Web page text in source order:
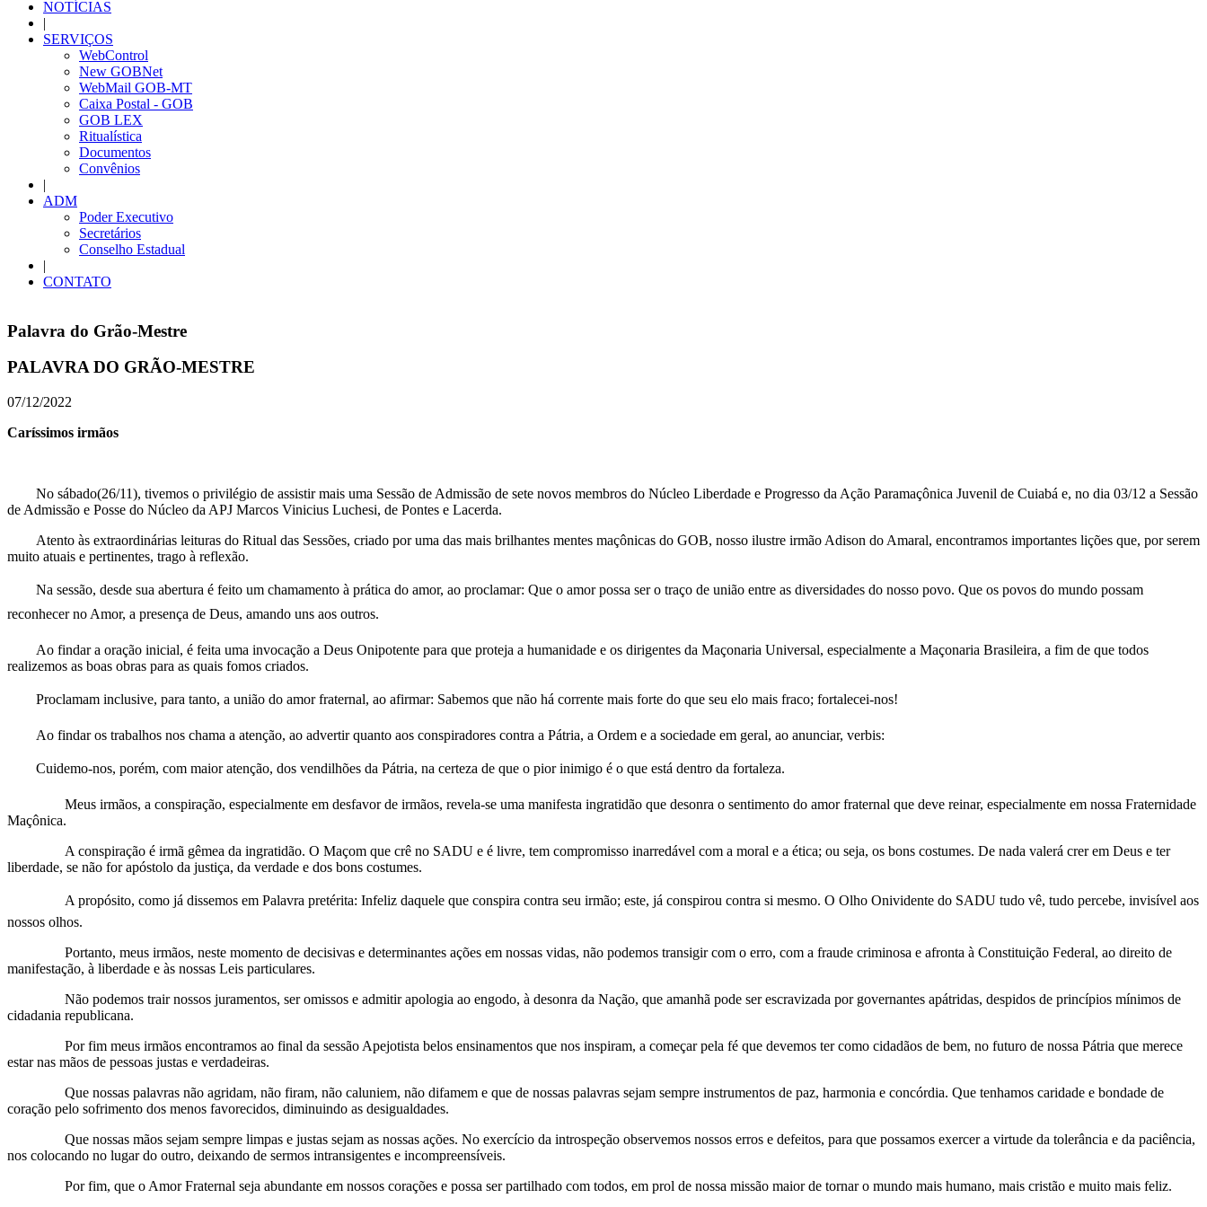
NOTÍCIAS
|
SERVIÇOS
WebControl
New GOBNet
WebMail GOB-MT
Caixa Postal - GOB
GOB LEX
Ritualística
Documentos
Convênios
|
ADM
Poder Executivo
Secretários
Conselho Estadual
|
CONTATO
Palavra do Grão-Mestre
PALAVRA DO GRÃO-MESTRE
07/12/2022
Caríssimos irmãos
No sábado(26/11), tivemos o privilégio de assistir mais uma Sessão de Admissão de sete novos membros do Núcleo Liberdade e Progresso da Ação Paramaçônica Juvenil de Cuiabá e, no dia 03/12 a Sessão
de Admissão e Posse do Núcleo da APJ Marcos Vinicius Luchesi, de Pontes e Lacerda.
Atento às extraordinárias leituras do Ritual das Sessões, criado por uma das mais brilhantes mentes maçônicas do GOB, nosso ilustre irmão Adison do Amaral, encontramos importantes lições que, por serem
muito atuais e pertinentes, trago à reflexão.
Na sessão, desde sua abertura é feito um chamamento à prática do amor, ao proclamar: Que o amor possa ser o traço de união entre as diversidades do nosso povo. Que os povos do mundo possam
reconhecer no Amor, a presença de Deus, amando uns aos outros.
Ao findar a oração inicial, é feita uma invocação a Deus Onipotente para que proteja a humanidade e os dirigentes da Maçonaria Universal, especialmente a Maçonaria Brasileira, a fim de que todos
realizemos as boas obras para as quais fomos criados.
Proclamam inclusive, para tanto, a união do amor fraternal, ao afirmar: Sabemos que não há corrente mais forte do que seu elo mais fraco; fortalecei-nos!
Ao findar os trabalhos nos chama a atenção, ao advertir quanto aos conspiradores contra a Pátria, a Ordem e a sociedade em geral, ao anunciar, verbis:
Cuidemo-nos, porém, com maior atenção, dos vendilhões da Pátria, na certeza de que o pior inimigo é o que está dentro da fortaleza.
Meus irmãos, a conspiração, especialmente em desfavor de irmãos, revela-se uma manifesta ingratidão que desonra o sentimento do amor fraternal que deve reinar, especialmente em nossa Fraternidade
Maçônica.
A conspiração é irmã gêmea da ingratidão. O Maçom que crê no SADU e é livre, tem compromisso inarredável com a moral e a ética; ou seja, os bons costumes. De nada valerá crer em Deus e ter
liberdade, se não for apóstolo da justiça, da verdade e dos bons costumes.
A propósito, como já dissemos em Palavra pretérita: Infeliz daquele que conspira contra seu irmão; este, já conspirou contra si mesmo. O Olho Onividente do SADU tudo vê, tudo percebe, invisível aos
nossos olhos.
Portanto, meus irmãos, neste momento de decisivas e determinantes ações em nossas vidas, não podemos transigir com o erro, com a fraude criminosa e afronta à Constituição Federal, ao direito de
manifestação, à liberdade e às nossas Leis particulares.
Não podemos trair nossos juramentos, ser omissos e admitir apologia ao engodo, à desonra da Nação, que amanhã pode ser escravizada por governantes apátridas, despidos de princípios mínimos de
cidadania republicana.
Por fim meus irmãos encontramos ao final da sessão Apejotista belos ensinamentos que nos inspiram, a começar pela fé que devemos ter como cidadãos de bem, no futuro de nossa Pátria que merece
estar nas mãos de pessoas justas e verdadeiras.
Que nossas palavras não agridam, não firam, não caluniem, não difamem e que de nossas palavras sejam sempre instrumentos de paz, harmonia e concórdia. Que tenhamos caridade e bondade de
coração pelo sofrimento dos menos favorecidos, diminuindo as desigualdades.
Que nossas mãos sejam sempre limpas e justas sejam as nossas ações. No exercício da introspeção observemos nossos erros e defeitos, para que possamos exercer a virtude da tolerância e da paciência,
nos colocando no lugar do outro, deixando de sermos intransigentes e incompreensíveis.
Por fim, que o Amor Fraternal seja abundante em nossos corações e possa ser partilhado com todos, em prol de nossa missão maior de tornar o mundo mais humano, mais cristão e muito mais feliz.